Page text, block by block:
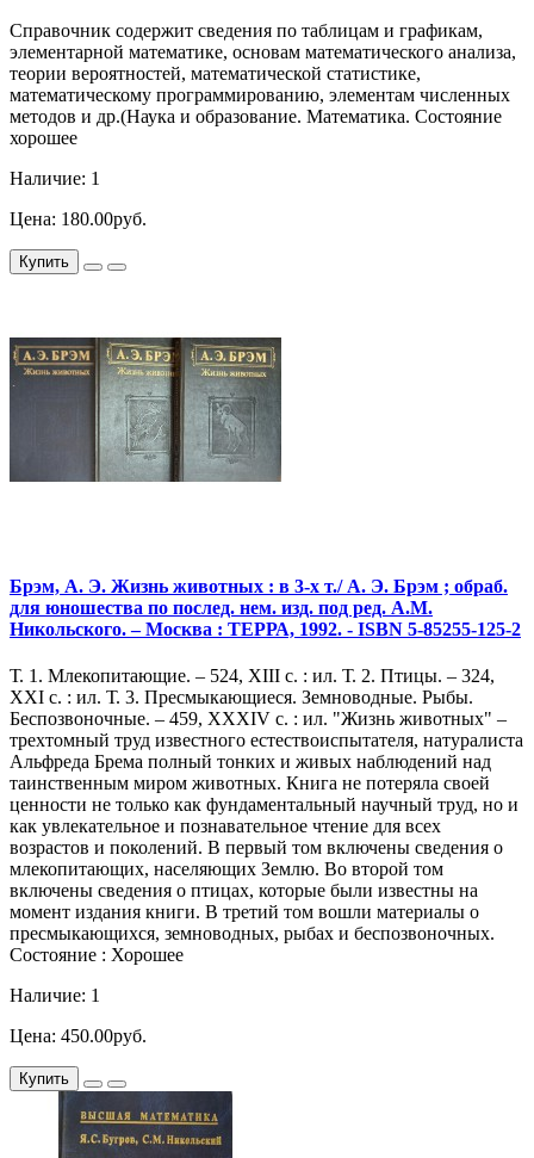
Справочник содержит сведения по таблицам и графикам,
элементарной математике, основам математического анализа,
теории вероятностей, математической статистике,
математическому программированию, элементам численных
методов и др.(Наука и образование. Математика. Состояние
хорошее
Наличие: 1
Цена: 180.00руб.
Купить
Брэм, А. Э. Жизнь животных : в 3-х т./ А. Э. Брэм ; обраб.
для юношества по послед. нем. изд. под ред. А.М.
Никольского. – Москва : ТЕРРА, 1992. - ISBN 5-85255-125-2
Т. 1. Млекопитающие. – 524, XIII с. : ил. Т. 2. Птицы. – 324,
XXI с. : ил. Т. 3. Пресмыкающиеся. Земноводные. Рыбы.
Беспозвоночные. – 459, XXXIV с. : ил. "Жизнь животных" –
трехтомный труд известного естествоиспытателя, натуралиста
Альфреда Брема полный тонких и живых наблюдений над
таинственным миром животных. Книга не потеряла своей
ценности не только как фундаментальный научный труд, но и
как увлекательное и познавательное чтение для всех
возрастов и поколений. В первый том включены сведения о
млекопитающих, населяющих Землю. Во второй том
включены сведения о птицах, которые были известны на
момент издания книги. В третий том вошли материалы о
пресмыкающихся, земноводных, рыбах и беспозвоночных.
Состояние : Хорошее
Наличие: 1
Цена: 450.00руб.
Купить